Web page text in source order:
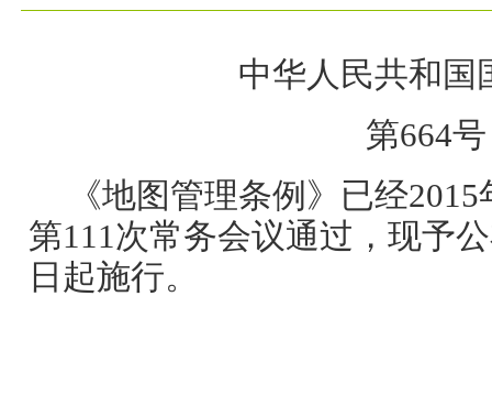
中华人民共和国
第664号
《地图管理条例》已经
第111次常务会议通过，现予
日起施行。